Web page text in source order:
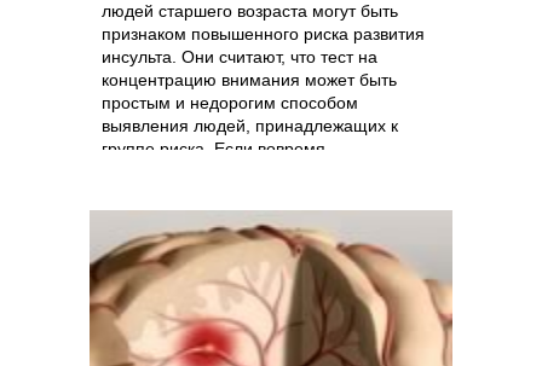
людей старшего возраста могут быть
признаком повышенного риска развития
инсульта. Они считают, что тест на
концентрацию внимания может быть
простым и недорогим способом
выявления людей, принадлежащих к
группе риска. Если вовремя
может значительно уменьшится.